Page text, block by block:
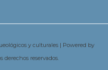
y culturales | Powered by
derechos reservados.